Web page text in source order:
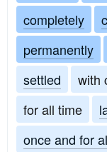
completely
permanently
settled
with
for all time
once and for